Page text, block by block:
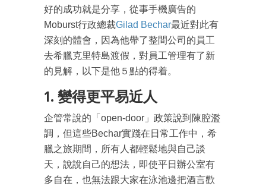
好的成功就是分享，從事手機廣告的
Moburst行政總裁Gilad Bechar最近對此有
深刻的體會，因為他帶了整間公司的員工
去希臘克里特島渡假，對員工管理有了新
的見解，以下是他５點的得着。
1. 變得更平易近人
企管常說的「open-door」政策說到陳腔濫
調，但這些Bechar實踐在日常工作中，希
臘之旅期間，所有人都輕鬆地與自己談
天，說說自己的想法，即使平日辦公室有
多自在，也無法跟大家在泳池邊把酒言歡